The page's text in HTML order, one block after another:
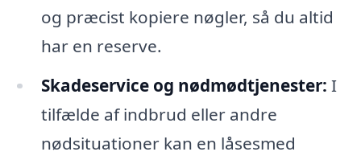
og præcist kopiere nøgler, så du altid
har en reserve.
Skadeservice og nødmødtjenester: I
tilfælde af indbrud eller andre
nødsituationer kan en låsesmed